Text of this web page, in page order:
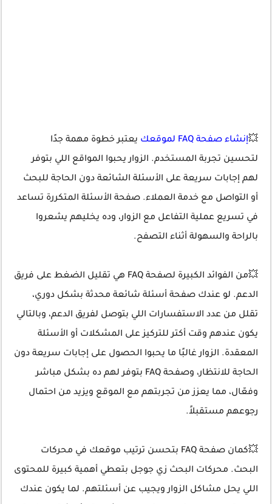
💥إنشاء صفحة FAQ لموقعك
يعتبر خطوة مهمة جدًا
لتحسين تجربة المستخدم. الزوار يحبوا المواقع اللي بتوفر
لهم إجابات سريعة على الأسئلة الشائعة دون الحاجة للبحث
أو التواصل مع خدمة العملاء. صفحة الأسئلة المتكررة تساعد
في تسريع عملية التفاعل مع الزوار، وده يخليهم يشعروا
بالراحة والسهولة أثناء التصفح.
💥من الفوائد الكبيرة لصفحة FAQ هي تقليل الضغط على فريق
الدعم. لو عندك صفحة أسئلة شائعة محدثة بشكل دوري،
تقلل من عدد الاستفسارات اللي بتوصل لفريق الدعم، وبالتالي
يكون عندهم وقت أكتر للتركيز على المشكلات أو الأسئلة
المعقدة. الزوار غالبًا ما يحبوا الحصول على إجابات سريعة دون
الحاجة للانتظار، وصفحة FAQ بتوفر لهم ده بشكل مباشر
وفعّال، مما يعزز من تجربتهم مع الموقع ويزيد من احتمال
رجوعهم مستقبلاً.
💥كمان صفحة FAQ بتحسن ترتيب موقعك في محركات
البحث. محركات البحث زي جوجل بتعطي أهمية كبيرة للمحتوى
اللي يحل مشاكل الزوار ويجيب عن أسئلتهم. لما يكون عندك